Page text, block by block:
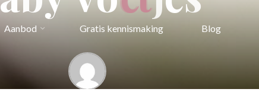
Aanbod Gratis kennismaking Blog